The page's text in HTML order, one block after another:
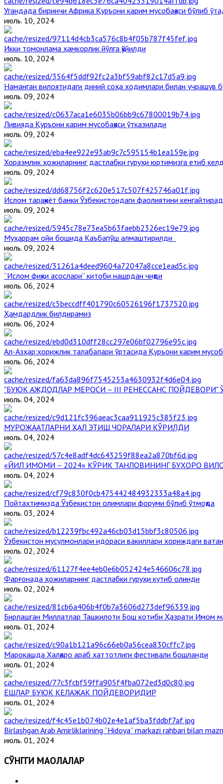
Угандада биринчи Aфрика Қуръони карим мусобақаси бўлиб
июль. 10, 2024
Икки томонлама ҳамкорлик йўлга қўйилди
июль. 10, 2024
Наманган вилоятидаги диний соҳа ходимлари билан учрашув
июль. 09, 2024
Ливияда Қуръони карим мусобақаси ўтказилади
июль. 09, 2024
Хоразмлик ҳожиларнинг дастлабки гуруҳи юртимизга етиб
июль. 09, 2024
Ислом тараққиёт банки Ўзбекистондаги фаолиятини
июль. 09, 2024
Муҳаррам ойи бошида Каъбапўш алмаштирилди
июль. 09, 2024
“Ислом фиқҳи асослари” китоби нашрдан чиқди
июль. 06, 2024
Ҳамдардлик билдирамиз
июль. 06, 2024
Aл-Aзҳар:хорижлик талабалари ўртасида Қуръони карим
июль. 06, 2024
"БУЮК АЖДОДЛАР МЕРОСИ – III РЕНЕССАНС
июль. 04, 2024
МУРОЖААТЛАРНИ ҲАЛ ЭТИШ ЧОРАЛАРИ КЎРИЛДИ
июль. 04, 2024
«ЙИЛ ИМОМИ – 2024» КЎРИК ТАНЛОВИНИНГ БУХОРО
июль. 04, 2024
Пойтахтимизда Ўзбекистон олимлари форуми бўлиб ўтмоқда
июль. 03, 2024
Ўзбекистон мусулмонлари идораси вакиллари хориждаги
июль. 02, 2024
Фарғонада ҳожиларнинг дастлабки гуруҳи кутиб олинди
июль. 02, 2024
Бирлашган Миллатлар Ташкилоти Бош котиби Ҳазрати Имом
июль. 01, 2024
Марокашда Халқаро араб хаттотлиги фестивали бошланди
июль. 01, 2024
ЁШЛАР БУЮК КЕЛАЖАК ПОЙДЕВОРИДИР
июль. 01, 2024
Birlashgan Arab Amirliklarining “Hidoya” markazi rahbari bilan
июль. 01, 2024
СЎНГГИ МАҚОЛАЛАР